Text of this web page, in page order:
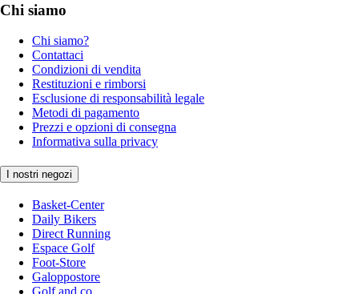
Chi siamo
Chi siamo?
Contattaci
Condizioni di vendita
Restituzioni e rimborsi
Esclusione di responsabilità legale
Metodi di pagamento
Prezzi e opzioni di consegna
Informativa sulla privacy
I nostri negozi
Basket-Center
Daily Bikers
Direct Running
Espace Golf
Foot-Store
Galoppostore
Golf and co